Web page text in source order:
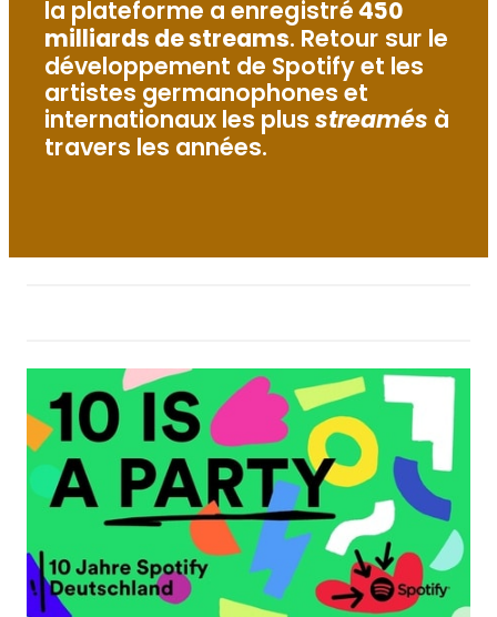
la plateforme a enregistré 450
milliards de streams. Retour sur le
développement de Spotify et les
artistes germanophones et
internationaux les plus streamés à
travers les années.